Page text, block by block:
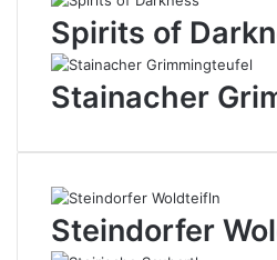
Spirits of
Stainacher
Steindorfer